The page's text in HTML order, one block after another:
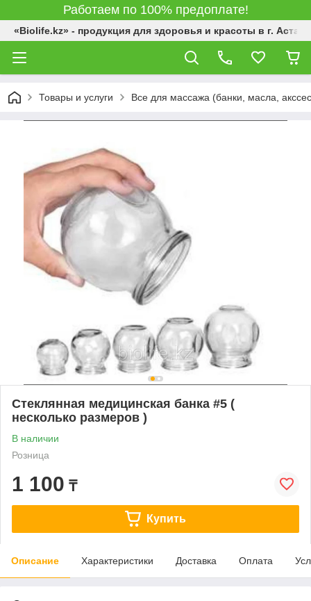
Работаем по 100% предоплате!
«Biolife.kz» - продукция для здоровья и красоты в г. Астана
Товары и услуги Все для массажа (банки, масла,
Стеклянная медицинская банка #5 (
несколько размеров )
В наличии
Розница
1 100 ₸
Купить
Описание Характеристики Доставка Оплата